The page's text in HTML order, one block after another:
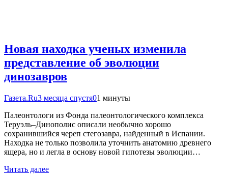
Новая находка ученых изменила
представление об эволюции
динозавров
Газета.Ru3 месяца спустя01 минуты
Палеонтологи из Фонда палеонтологического комплекса
Теруэль–Динополис описали необычно хорошо
сохранившийся череп стегозавра, найденный в Испании.
Находка не только позволила уточнить анатомию древнего
ящера, но и легла в основу новой гипотезы эволюции…
Читать далее